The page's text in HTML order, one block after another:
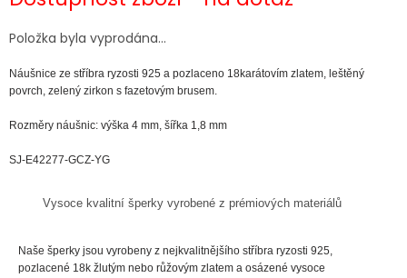
Položka byla vyprodána…
Náušnice ze stříbra ryzosti 925 a pozlaceno 18karátovím zlatem, leštěný
povrch, zelený zirkon s fazetovým brusem.
Rozměry náušnic: výška 4 mm, šířka 1,8 mm
SJ-E42277-GCZ-YG
Vysoce kvalitní šperky vyrobené z prémiových materiálů
Naše šperky jsou vyrobeny z nejkvalitnějšího stříbra ryzosti 925,
pozlacené 18k žlutým nebo růžovým zlatem a osázené vysoce